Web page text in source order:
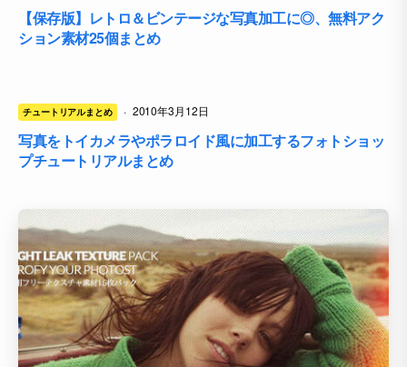
【保存版】レトロ＆ビンテージな写真加工に◎、無料アク
ション素材25個まとめ
チュートリアルまとめ · 2010年3月12日
写真をトイカメラやポラロイド風に加工するフォトショッ
プチュートリアルまとめ